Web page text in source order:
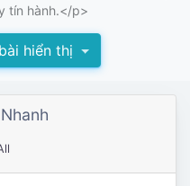
tín hành.</p>
hiển thị